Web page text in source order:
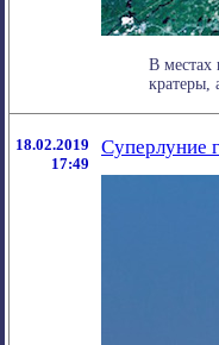
В местах
кратеры,
18.02.2019
17:49
Суперлуние